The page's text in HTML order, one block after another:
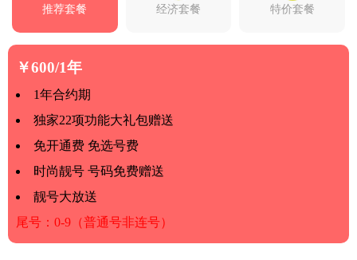
推荐套餐 经济套餐 特价套餐
￥600/1年
1年合约期
独家22项功能大礼包赠送
免开通费 免选号费
时尚靓号 号码免费赠送
靓号大放送
尾号：0-9（普通号非连号）